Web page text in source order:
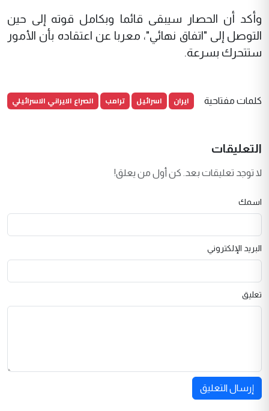
وأكد أن الحصار سيبقى قائما وبكامل قوته إلى حين
التوصل إلى "اتفاق نهائي"، معربا عن اعتقاده بأن الأمور
ستتحرك بسرعة.
كلمات مفتاحية ايران اسرائيل ترامب الصراع الايراني الاسرائيلي
التعليقات
لا توجد تعليقات بعد. كن أول من يعلق!
اسمك
البريد الإلكتروني
تعليق
إرسال التعليق